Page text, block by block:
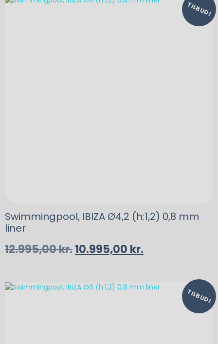
TILBUD!
Swimmingpool, IBIZA Ø4,2 (h:1,2) 0,8 mm
liner
12.995,00kr.10.995,00 kr.
TILBUD!